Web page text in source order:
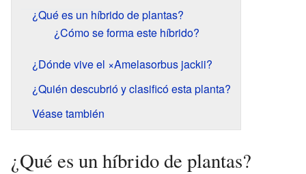
¿Qué es un híbrido de plantas?
¿Cómo se forma este híbrido?
¿Dónde vive el ×Amelasorbus jackii?
¿Quién descubrió y clasificó esta planta?
Véase también
¿Qué es un híbrido de plantas?